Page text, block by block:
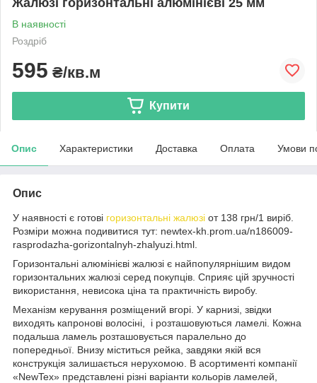
В наявності
Роздріб
595 ₴/кв.м
Купити
Опис Характеристики Доставка Оплата Умови
Опис
У наявності є готові горизонтальні жалюзі от 138 грн/1 виріб.
Розміри можна подивитися тут: newtex-kh.prom.ua/n186009-
rasprodazha-gorizontalnyh-zhalyuzi.html.
Горизонтальні алюмінієві жалюзі є найпопулярнішим видом
горизонтальних жалюзі серед покупців. Сприяє цій зручності
використання, невисока ціна та практичність виробу.
Механізм керування розміщений вгорі. У карнизі, звідки
виходять капронові волосіні, і розташовуються ламелі. Кожна
подальша ламель розташовується паралельно до
попередньої. Внизу міститься рейка, завдяки якій вся
конструкція залишається нерухомою. В асортименті компанії
«NewTex» представлені різні варіанти кольорів ламелей,